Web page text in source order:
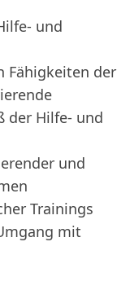
und
Fähigkeiten der
der Hilfe- und
und
Trainings
mit